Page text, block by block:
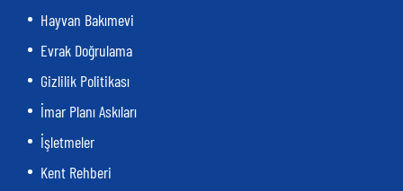
Hayvan Bakımevi
Evrak Doğrulama
Gizlilik Politikası
İmar Planı Askıları
İşletmeler
Kent Rehberi